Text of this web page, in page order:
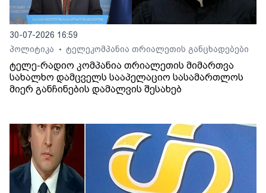
30-07-2026 16:59
პოლიტიკა
• ტელეკომპანია თრიალეთის განცხადებები
ტელე-რადიო კომპანია თრიალეთის მიმართვა
სახალხო დამცველს სააპელაციო სასამართლოს
მიერ განჩინების დამალვის შესახებ